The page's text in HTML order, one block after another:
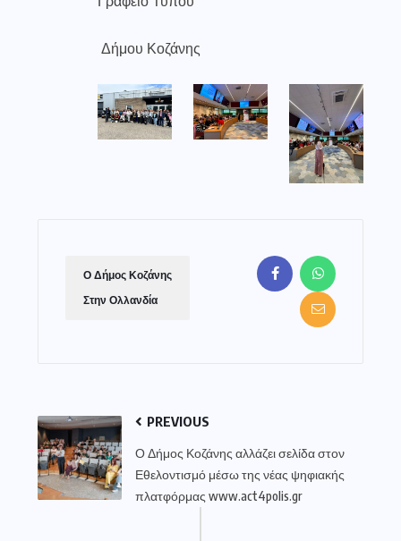
Δήμου Κοζάνης
Ο Δήμος Κοζάνης
Στην Ολλανδία
PREVIOUS
Ο Δήμος Κοζάνης αλλάζει σελίδα στον
Εθελοντισμό μέσω της νέας ψηφιακής
πλατφόρμας www.act4polis.gr